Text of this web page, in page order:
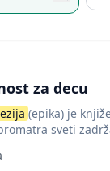
za decu
(epika) je
sveti